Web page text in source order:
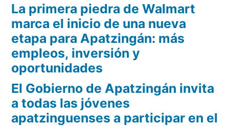
La primera piedra de Walmart
marca el inicio de una nueva
etapa para Apatzingán: más
empleos, inversión y
oportunidades
El Gobierno de Apatzingán invita
a todas las jóvenes
apatzinguenses a participar en el